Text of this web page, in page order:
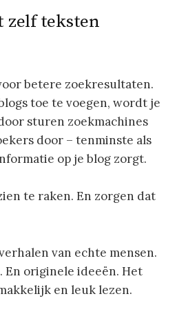
zelf teksten
betere zoekresultaten.
toe te voegen, wordt je
sturen zoekmachines
door – tenminste als
op je blog zorgt.
te raken. En zorgen dat
van echte mensen.
En originele ideeën. Het
en leuk lezen.